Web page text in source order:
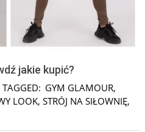
jakie kupić?
TAGGED: GYM GLAMOUR,
LOOK, STRÓJ NA SIŁOWNIĘ,